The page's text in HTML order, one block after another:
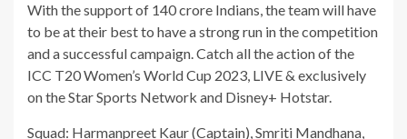
With the support of 140 crore Indians, the team will have
to be at their best to have a strong run in the competition
and a successful campaign. Catch all the action of the
ICC T20 Women’s World Cup 2023, LIVE & exclusively
on the Star Sports Network and Disney+ Hotstar.
Squad: Harmanpreet Kaur (Captain), Smriti Mandhana,